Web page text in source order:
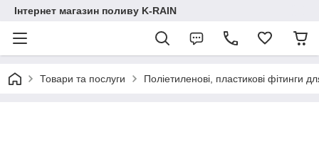
Інтернет магазин поливу K-RAIN
Товари та послуги Поліетиленові, пластикові фітинги